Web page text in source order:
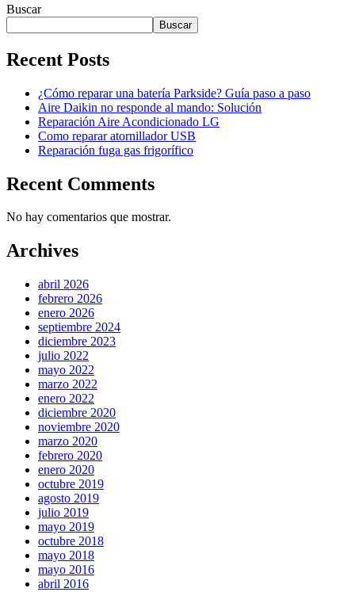
Buscar
Buscar
Recent Posts
¿Cómo reparar una batería Parkside? Guía paso a paso
Aire Daikin no responde al mando: Solución
Reparación Aire Acondicionado LG
Como reparar atornillador USB
Reparación fuga gas frigorífico
Recent Comments
No hay comentarios que mostrar.
Archives
abril 2026
febrero 2026
enero 2026
septiembre 2024
diciembre 2023
julio 2022
mayo 2022
marzo 2022
enero 2022
diciembre 2020
noviembre 2020
marzo 2020
febrero 2020
enero 2020
octubre 2019
agosto 2019
julio 2019
mayo 2019
octubre 2018
mayo 2018
mayo 2016
abril 2016